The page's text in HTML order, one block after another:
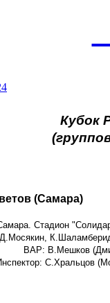
Кубок
(Самара)
Стадион
ВАР: В.Мешков
С.Хральцов